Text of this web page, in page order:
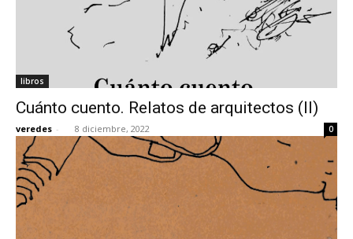
libros
Cuánto cuento. Relatos de arquitectos (II)
veredes - 8 diciembre, 2022 0